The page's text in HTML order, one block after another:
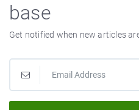
base
Get notified when new articles